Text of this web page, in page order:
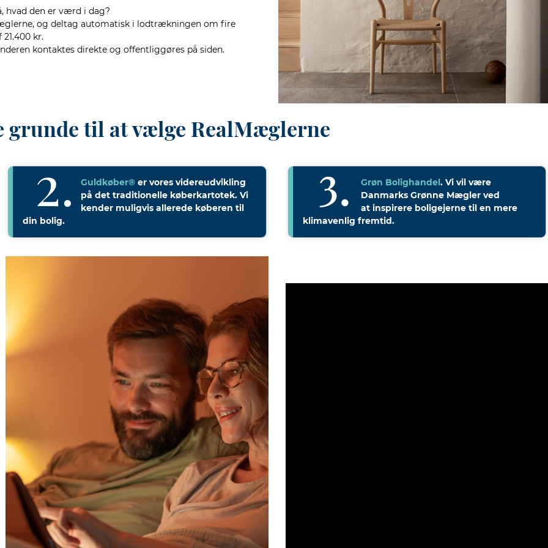
hvad den er værd i dag?
og deltag automatisk i lodtrækningen om fire
kr.
kontaktes direkte og offentliggøres på siden.
grunde til at vælge RealMæglerne
Guldkøber® er vores videreudvikling
på det traditionelle køberkartotek. Vi
kender muligvis allerede køberen til
din bolig.
Grøn Bolighandel. Vi vil være
Danmarks Grønne Mægler ved
at inspirere boligejerne til en mere
klimavenlig fremtid.